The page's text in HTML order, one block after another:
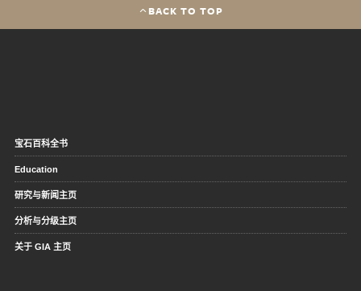
BACK TO TOP
宝石百科全书
Education
研究与新闻主页
分析与分级主页
关于 GIA 主页